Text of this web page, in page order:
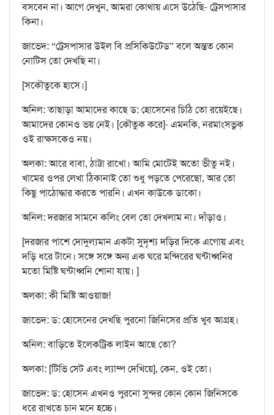
বসবেন না। আগে দেখুন, আমরা কোথায় এসে উঠেছি- ট্রেসপাসার
কিনা।
জাভেদ: “ট্রেসপাসার উইল বি প্রসিকিউটেড” বলে অন্তত কোন
নোটিস তো দেখছি না।
[সকৌতুকে হাসে।]
অনিল: তাছাড়া আমাদের কাছে ড: হোসেনের চিঠি তো রয়েইছে।
আমাদের কোনও ভয় নেই। [কৌতুক করে]- এমনকি, নরমাংসভুক্‌
ওই রাক্ষসকেও নয়।
অলকা: আরে বাবা, ঠাট্টা রাখো। আমি মোটেই অতো ভীতু নই।
খামের ওপর লেখা ঠিকানাই তো শুধু পড়তে পেরেছো, আর তো
কিছু পাঠোদ্ধার করতে পারনি। এখন কাউকে ডাকো।
অনিল: দরজার সামনে কলিং বেল তো দেখলাম না। দাঁড়াও।
[দরজার পাশে দোদুল্যমান একটা সুদৃশ্য দড়ির দিকে এগোয় এবং
দড়ি ধরে টানে। সঙ্গে সঙ্গে অন্য এক ঘরে মন্দিরের ঘন্টাধ্বনির
মতো মিষ্টি ঘন্টাধ্বনি শোনা যায়। ]
অলকা: কী মিষ্টি আওয়াজ!
জাভেদ: ড: হোসেনের দেখছি পুরনো জিনিসের প্রতি খুব আগ্রহ।
অনিল: বাড়িতে ইলেকট্রিক লাইন আছে তো?
অলকা: [টিভি সেট এবং ল্যাম্প দেখিয়ে], কেন, ওই তো।
জাভেদ: ড: হোসেন এখনও পুরনো সুন্দর কোন কোন জিনিসকে
ধরে রাখতে চান মনে হচ্চে।